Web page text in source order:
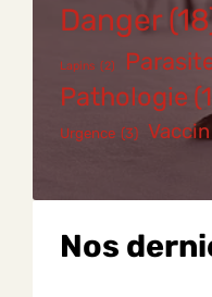
Danger
Lapins (2)
Pathologie
Urgence (3) Vaccin
Nos